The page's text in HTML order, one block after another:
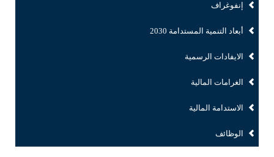
إنفوغراف
أبعاد التنمية المستدامة 2030
الايفادات الرسمية
الغرامات المالية
الاستدامة المالية
الوظائف